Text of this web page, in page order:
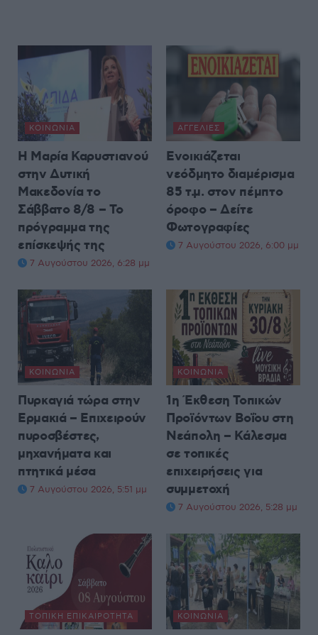
ΚΟΙΝΩΝΊΑ
Η Μαρία Καρυστιανού
στην Δυτική
Μακεδονία το
Σάββατο 8/8 – Το
πρόγραμμα της
επίσκεψής της
7 Αυγούστου 2026, 6:28 μμ
ΑΓΓΕΛΊΕΣ
Ενοικιάζεται
νεόδμητο διαμέρισμα
85 τ.μ. στον πέμπτο
όροφο – Δείτε
Φωτογραφίες
7 Αυγούστου 2026, 6:00 μμ
ΚΟΙΝΩΝΊΑ
Πυρκαγιά τώρα στην
Ερμακιά – Επιχειρούν
πυροσβέστες,
μηχανήματα και
πτητικά μέσα
7 Αυγούστου 2026, 5:51 μμ
ΚΟΙΝΩΝΊΑ
1η Έκθεση Τοπικών
Προϊόντων Βοΐου στη
Νεάπολη – Κάλεσμα
σε τοπικές
επιχειρήσεις για
συμμετοχή
7 Αυγούστου 2026, 5:28 μμ
ΤΟΠΙΚΉ ΕΠΙΚΑΙΡΌΤΗΤΑ ΚΟΙΝΩΝΊΑ